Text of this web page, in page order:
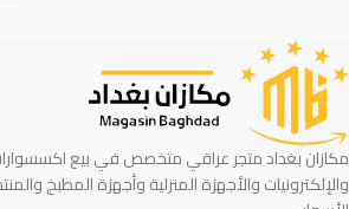
مكازان بغداد متجر عراقي متخصص في بيع
والإلكترونيات والأجهزة المنزلية وأجهزة المطبخ